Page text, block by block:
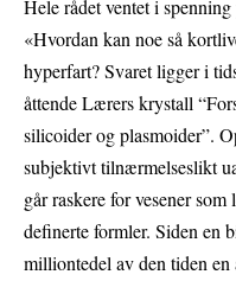
Hele rådet ventet i
«Hvordan kan noe så
hyperfart? Svaret ligger i
åttende Lærers krystall
silicoider og plasmoider”.
subjektivt tilnærmelseslikt
går raskere for vesener
definerte formler. Siden en
milliontedel av den tiden en